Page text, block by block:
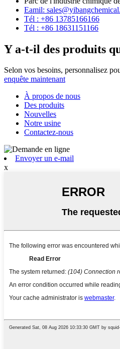
Eamil:
Tél : +86 13785166166
Tél : +86 18631151166
Y a-t-il des produits
Selon vos besoins, personnalisez
enquête maintenant
À propos de nous
Des produits
Nouvelles
Notre usine
Contactez-nous
Envoyer un e-mail
x